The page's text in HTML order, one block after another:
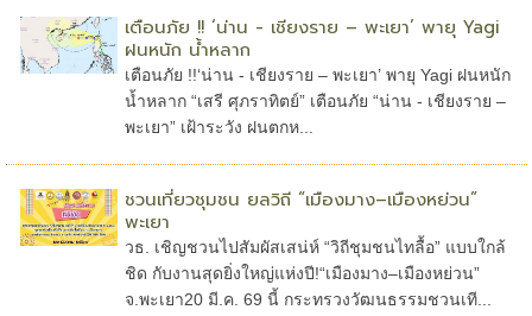
เตือนภัย !! ‘น่าน - เชียงราย – พะเยา’ พายุ Yagi
ฝนหนัก น้ำหลาก
เตือนภัย !!‘น่าน - เชียงราย – พะเยา’ พายุ Yagi ฝนหนัก
น้ำหลาก “เสรี ศุภราทิตย์” เตือนภัย “น่าน - เชียงราย –
พะเยา” เฝ้าระวัง ฝนตกห...
ชวนเที่ยวชุมชน ยลวิถี “เมืองมาง–เมืองหย่วน”
พะเยา
วธ. เชิญชวนไปสัมผัสเสน่ห์ “วิถีชุมชนไทลื้อ” แบบใกล้
ชิด กับงานสุดยิ่งใหญ่แห่งปี!“เมืองมาง–เมืองหย่วน”
จ.พะเยา20 มี.ค. 69 นี้ กระทรวงวัฒนธรรมชวนเที...